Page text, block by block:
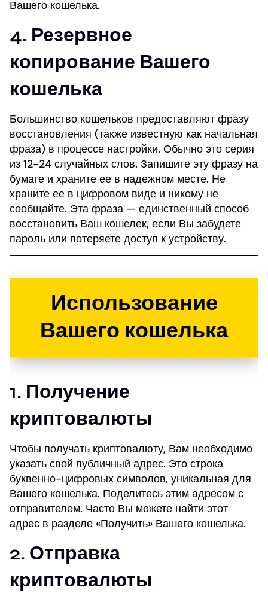
Вашего кошелька.
4. Резервное
копирование Вашего
кошелька
Большинство кошельков предоставляют фразу
восстановления (также известную как начальная
фраза) в процессе настройки. Обычно это серия
из 12-24 случайных слов. Запишите эту фразу на
бумаге и храните ее в надежном месте. Не
храните ее в цифровом виде и никому не
сообщайте. Эта фраза — единственный способ
восстановить Ваш кошелек, если Вы забудете
пароль или потеряете доступ к устройству.
Использование
Вашего кошелька
1. Получение
криптовалюты
Чтобы получать криптовалюту, Вам необходимо
указать свой публичный адрес. Это строка
буквенно-цифровых символов, уникальная для
Вашего кошелька. Поделитесь этим адресом с
отправителем. Часто Вы можете найти этот
адрес в разделе «Получить» Вашего кошелька.
2. Отправка
криптовалюты